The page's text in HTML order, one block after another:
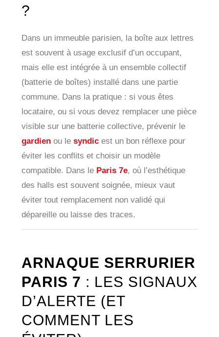
?
Dans un immeuble parisien, la boîte aux lettres
est souvent à usage exclusif d’un occupant,
mais elle est intégrée à un ensemble collectif
(batterie de boîtes) installé dans une partie
commune. Dans la pratique : si vous êtes
locataire, ou si vous devez remplacer une pièce
visible sur une batterie collective, prévenir le
gardienou le syndicest un bon réflexe pour
éviter les conflits et choisir un modèle
compatible. Dans le Paris 7e, où l’esthétique
des halls est souvent soignée, mieux vaut
éviter tout remplacement non validé qui
dépareille ou laisse des traces.
ARNAQUE SERRURIER
PARIS 7 : LES SIGNAUX
D’ALERTE (ET
COMMENT LES